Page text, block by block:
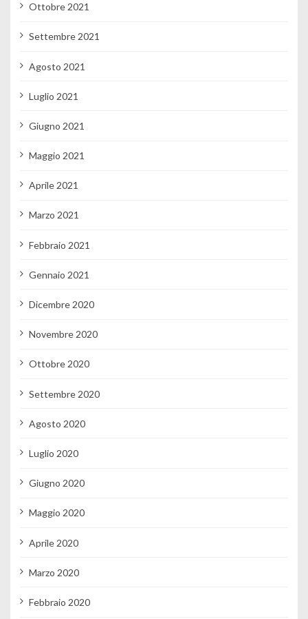
Ottobre 2021
Settembre 2021
Agosto 2021
Luglio 2021
Giugno 2021
Maggio 2021
Aprile 2021
Marzo 2021
Febbraio 2021
Gennaio 2021
Dicembre 2020
Novembre 2020
Ottobre 2020
Settembre 2020
Agosto 2020
Luglio 2020
Giugno 2020
Maggio 2020
Aprile 2020
Marzo 2020
Febbraio 2020